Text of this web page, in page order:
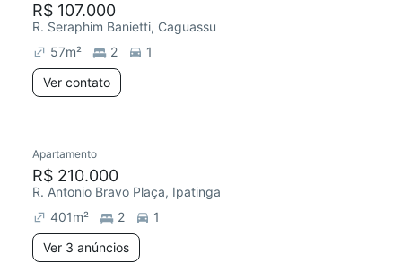
R$ 107.000
R. Seraphim Banietti, Caguassu
57m² 2
1
Ver contato
Apartamento
R$ 210.000
R. Antonio Bravo Plaça, Ipatinga
401m² 2
1
Ver 3 anúncios